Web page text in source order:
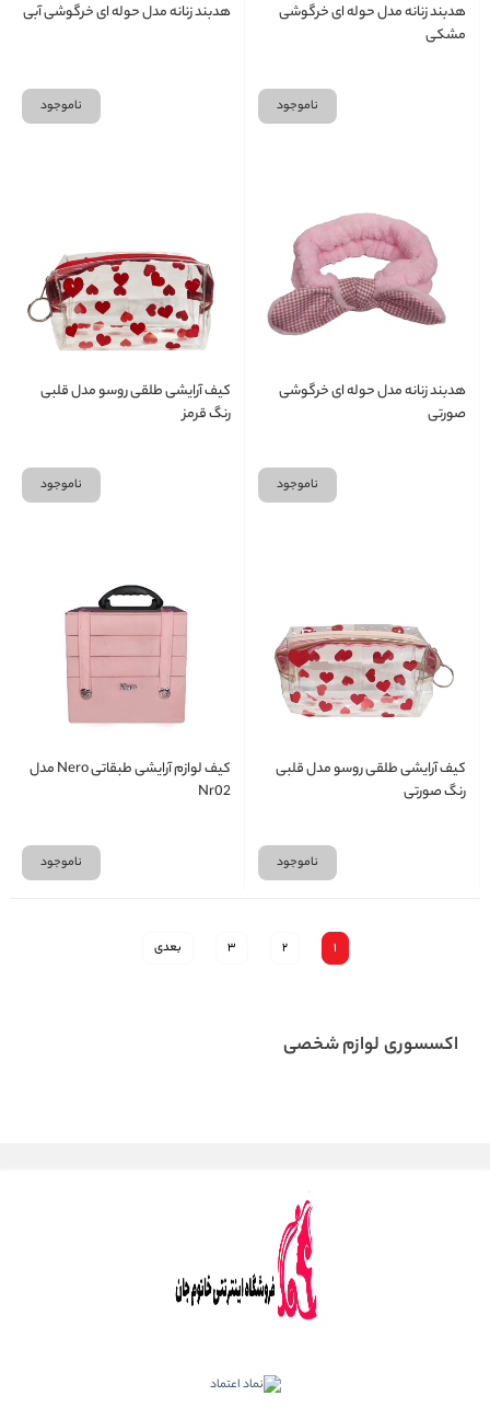
هدبند زنانه مدل حوله ای خرگوشی
مشکی
ناموجود
هدبند زنانه مدل حوله ای خرگوشی آبی
ناموجود
هدبند زنانه مدل حوله ای خرگوشی
صورتی
ناموجود
کیف آرایشی طلقی روسو مدل قلبی
رنگ قرمز
ناموجود
کیف آرایشی طلقی روسو مدل قلبی
رنگ صورتی
ناموجود
کیف لوازم آرایشی طبقاتی Nero مدل
Nr02
ناموجود
1
2
3 بعدی
اکسسوری لوازم شخصی